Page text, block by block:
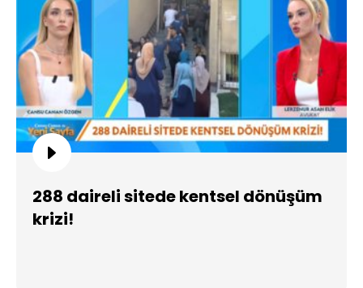
288 daireli sitede kentsel dönüşüm
krizi!